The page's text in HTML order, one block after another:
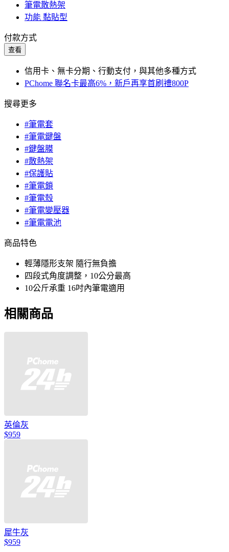
筆電散熱架
功能 黏貼型
付款方式
查看
信用卡、無卡分期、行動支付，與其他多種方式
PChome 聯名卡最高6%，新戶再享首刷禮800P
搜尋更多
#筆電套
#筆電鍵盤
#鍵盤膜
#散熱架
#保護貼
#筆電鎖
#筆電殼
#筆電變壓器
#筆電電池
商品特色
輕薄隱形支架 隨行無負擔
四段式角度調整，10公分最高
10公斤承重 16吋內筆電適用
相關商品
英倫灰
$959
犀牛灰
$959